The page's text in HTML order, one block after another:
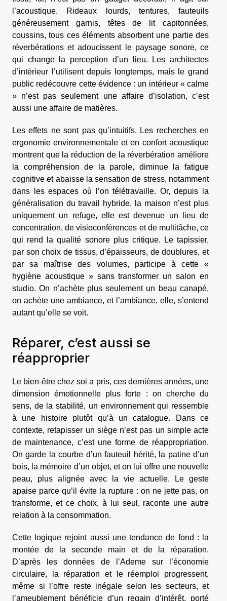
l’acoustique. Rideaux lourds, tentures, fauteuils
généreusement garnis, têtes de lit capitonnées,
coussins, tous ces éléments absorbent une partie des
réverbérations et adoucissent le paysage sonore, ce
qui change la perception d’un lieu. Les architectes
d’intérieur l’utilisent depuis longtemps, mais le grand
public redécouvre cette évidence : un intérieur « calme
» n’est pas seulement une affaire d’isolation, c’est
aussi une affaire de matières.
Les effets ne sont pas qu’intuitifs. Les recherches en
ergonomie environnementale et en confort acoustique
montrent que la réduction de la réverbération améliore
la compréhension de la parole, diminue la fatigue
cognitive et abaisse la sensation de stress, notamment
dans les espaces où l’on télétravaille. Or, depuis la
généralisation du travail hybride, la maison n’est plus
uniquement un refuge, elle est devenue un lieu de
concentration, de visioconférences et de multitâche, ce
qui rend la qualité sonore plus critique. Le tapissier,
par son choix de tissus, d’épaisseurs, de doublures, et
par sa maîtrise des volumes, participe à cette «
hygiène acoustique » sans transformer un salon en
studio. On n’achète plus seulement un beau canapé,
on achète une ambiance, et l’ambiance, elle, s’entend
autant qu’elle se voit.
Réparer, c’est aussi se
réapproprier
Le bien-être chez soi a pris, ces dernières années, une
dimension émotionnelle plus forte : on cherche du
sens, de la stabilité, un environnement qui ressemble
à une histoire plutôt qu’à un catalogue. Dans ce
contexte, retapisser un siège n’est pas un simple acte
de maintenance, c’est une forme de réappropriation.
On garde la courbe d’un fauteuil hérité, la patine d’un
bois, la mémoire d’un objet, et on lui offre une nouvelle
peau, plus alignée avec la vie actuelle. Le geste
apaise parce qu’il évite la rupture : on ne jette pas, on
transforme, et ce choix, à lui seul, raconte une autre
relation à la consommation.
Cette logique rejoint aussi une tendance de fond : la
montée de la seconde main et de la réparation.
D’après les données de l’Ademe sur l’économie
circulaire, la réparation et le réemploi progressent,
même si l’offre reste inégale selon les secteurs, et
l’ameublement bénéficie d’un regain d’intérêt, porté